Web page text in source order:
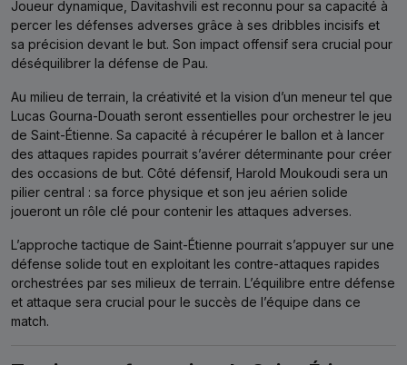
Joueur dynamique, Davitashvili est reconnu pour sa capacité à
percer les défenses adverses grâce à ses dribbles incisifs et
sa précision devant le but. Son impact offensif sera crucial pour
déséquilibrer la défense de Pau.
Au milieu de terrain, la créativité et la vision d’un meneur tel que
Lucas Gourna-Douath seront essentielles pour orchestrer le jeu
de Saint-Étienne. Sa capacité à récupérer le ballon et à lancer
des attaques rapides pourrait s’avérer déterminante pour créer
des occasions de but. Côté défensif, Harold Moukoudi sera un
pilier central : sa force physique et son jeu aérien solide
joueront un rôle clé pour contenir les attaques adverses.
L’approche tactique de Saint-Étienne pourrait s’appuyer sur une
défense solide tout en exploitant les contre-attaques rapides
orchestrées par ses milieux de terrain. L’équilibre entre défense
et attaque sera crucial pour le succès de l’équipe dans ce
match.